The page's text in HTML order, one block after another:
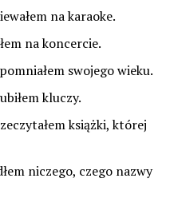
na karaoke.
na koncercie.
swojego wieku.
kluczy.
książki, której
niczego, czego nazwy